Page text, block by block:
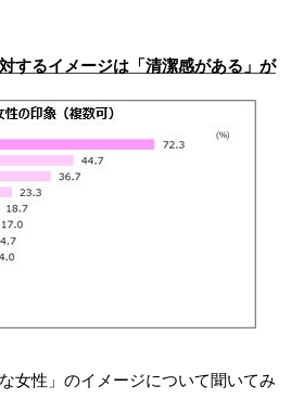
するイメージは「清潔感がある」が
女性」のイメージについて聞いてみ